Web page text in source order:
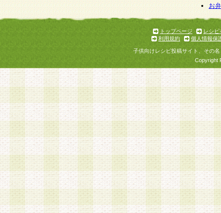
お
トップページ
レシピ
利用規約
個人情報保
子供向けレシピ投稿サイト、その
Copyright